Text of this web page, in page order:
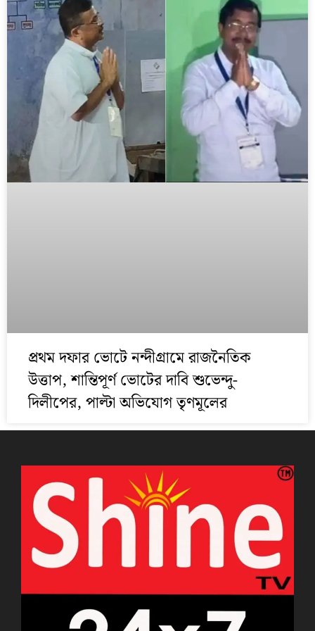
প্রথম দফার ভোটে নন্দীগ্রামে রাজনৈতিক
উত্তাপ, শান্তিপূর্ণ ভোটের দাবি শুভেন্দু-
দিলীপের, পাল্টা অভিযোগ তৃণমূলের